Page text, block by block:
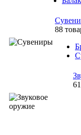
88